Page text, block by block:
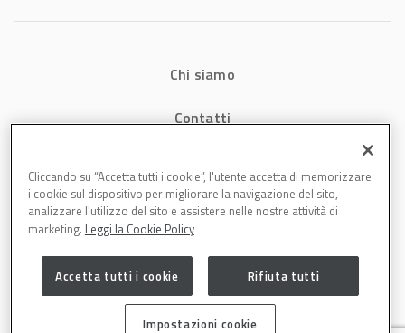
Chi siamo
Contatti
Cookies
Cliccando su “Accetta tutti i cookie”, l'utente accetta di memorizzare
i cookie sul dispositivo per migliorare la navigazione del sito,
analizzare l'utilizzo del sito e assistere nelle nostre attività di
marketing. Leggi la Cookie Policy
Accetta tutti i cookie Rifiuta tutti
Impostazioni cookie